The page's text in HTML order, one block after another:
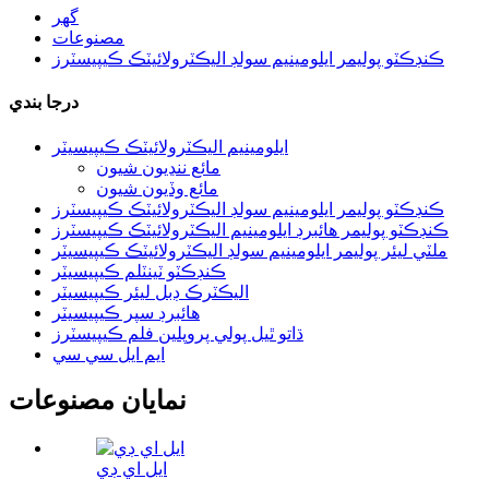
گھر
مصنوعات
ڪنڊڪٽو پوليمر ايلومينيم سولڊ اليڪٽرولائيٽڪ ڪيپيسٽرز
درجا بندي
ايلومينيم اليڪٽرولائيٽڪ ڪيپيسيٽر
مائع ننڍيون شيون
مائع وڏيون شيون
ڪنڊڪٽو پوليمر ايلومينيم سولڊ اليڪٽرولائيٽڪ ڪيپيسٽرز
ڪنڊڪٽو پوليمر هائبرڊ ايلومينيم اليڪٽرولائيٽڪ ڪيپيسٽرز
ملٽي ليئر پوليمر ايلومينيم سولڊ اليڪٽرولائيٽڪ ڪيپيسيٽر
ڪنڊڪٽو ٽينٽلم ڪيپيسيٽر
اليڪٽرڪ ڊبل ليئر ڪيپيسيٽر
هائبرڊ سپر ڪيپيسيٽر
ڌاتو ٿيل پولي پروپلين فلم ڪيپيسٽرز
ايم ايل سي سي
نمايان مصنوعات
ايل اي ڊي